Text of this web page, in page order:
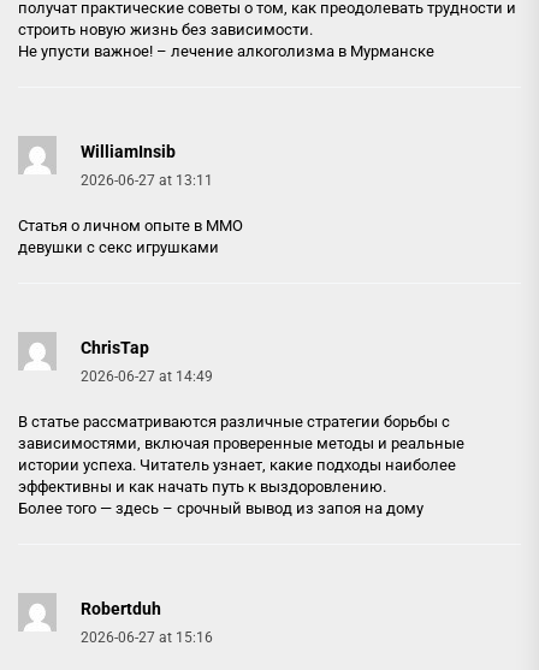
получат практические советы о том, как преодолевать трудности и
строить новую жизнь без зависимости.
Не упусти важное! – лечение алкоголизма в Мурманске
WilliamInsib
2026-06-27 at 13:11
Статья о личном опыте в ММО
девушки с секс игрушками
ChrisTap
2026-06-27 at 14:49
В статье рассматриваются различные стратегии борьбы с
зависимостями, включая проверенные методы и реальные
истории успеха. Читатель узнает, какие подходы наиболее
эффективны и как начать путь к выздоровлению.
Более того — здесь – срочный вывод из запоя на дому
Robertduh
2026-06-27 at 15:16